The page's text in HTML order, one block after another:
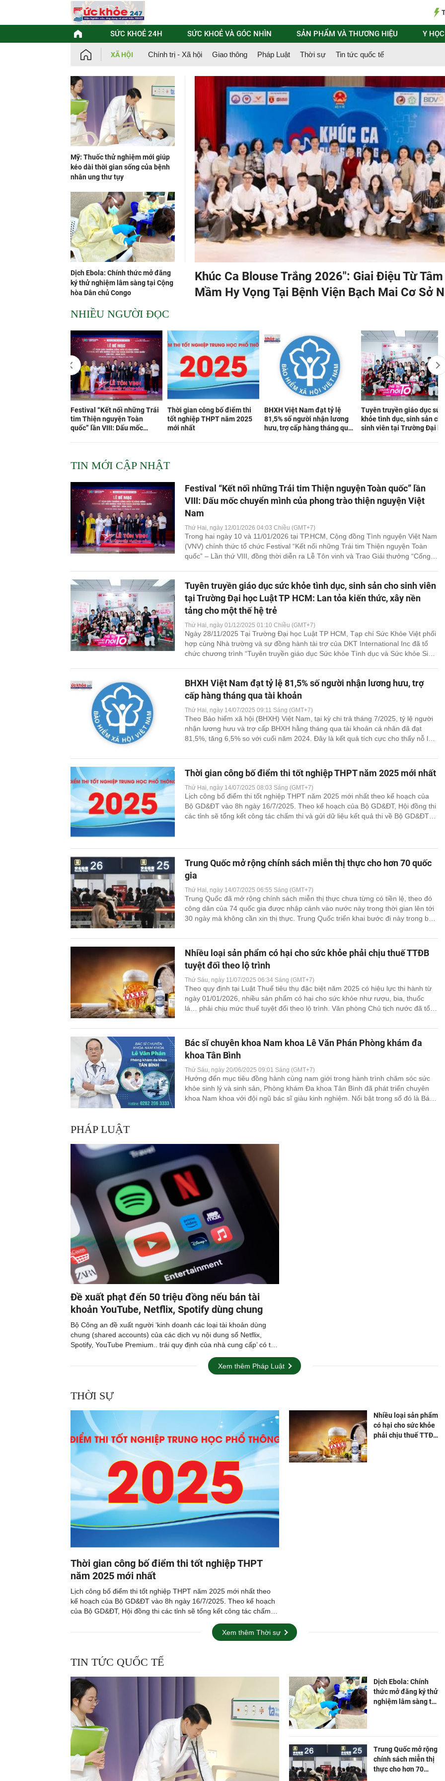
SỨC KHOẺ 24H SỨC KHOẺ VÀ GÓC NHÌN SẢN PHẨM VÀ THƯƠNG HIỆU Y
XÃ HỘI Chính trị - Xã hội Giao thông Pháp Luật Thời sự Tin tức quốc tế
Mỹ: Thuốc thử nghiệm mới giúp
kéo dài thời gian sống của bệnh
nhân ung thư tụy
Dịch Ebola: Chính thức mở đăng
ký thử nghiệm lâm sàng tại Cộng
hòa Dân chủ Congo
Khúc Ca Blouse Trắng 2026″: Giai Điệu Từ
Mầm Hy Vọng Tại Bệnh Viện Bạch Mai Cơ Sở
NHIỀU NGƯỜI ĐỌC
Festival “Kết nối những Trái
tim Thiện nguyện Toàn
quốc” lần VIII: Dấu mốc
Thời gian công bố điểm thi
tốt nghiệp THPT năm 2025
mới nhất
BHXH Việt Nam đạt tỷ lệ
81,5% số người nhận lương
hưu, trợ cấp hàng tháng qua
Tuyên truyền giáo dục sức
khỏe tình dục, sinh sản cho
sinh viên tại Trường Đại
TIN MỚI CẬP NHẬT
Festival “Kết nối những Trái tim Thiện nguyện Toàn quốc” lần
VIII: Dấu mốc chuyển mình của phong trào thiện nguyện Việt
Nam
Thứ Hai, ngày 12/01/2026 04:03 Chiều (GMT+7)
Trong hai ngày 10 và 11/01/2026 tại TP.HCM, Cộng đồng Tình nguyện Việt Nam
(VNV) chính thức tổ chức Festival “Kết nối những Trái tim Thiện nguyện Toàn
quốc” – Lần thứ VIII, đồng thời diễn ra Lễ Tôn vinh và Trao Giải thưởng “Cống
Tuyên truyền giáo dục sức khỏe tình dục, sinh sản cho sinh viên
tại Trường Đại học Luật TP HCM: Lan tỏa kiến thức, xây nền
tảng cho một thế hệ trẻ
Thứ Hai, ngày 01/12/2025 01:10 Chiều (GMT+7)
Ngày 28/11/2025 Tại Trường Đại học Luật TP HCM, Tạp chí Sức Khỏe Việt phối
hợp cùng Nhà trường và sự đồng hành tài trợ của DKT International Inc đã tổ
chức chương trình “Tuyên truyền giáo dục Sức khỏe Tình dục và Sức khỏe Sinh
BHXH Việt Nam đạt tỷ lệ 81,5% số người nhận lương hưu, trợ
cấp hàng tháng qua tài khoản
Thứ Hai, ngày 14/07/2025 09:11 Sáng (GMT+7)
Theo Bảo hiểm xã hội (BHXH) Việt Nam, tại kỳ chi trả tháng 7/2025, tỷ lệ người
nhận lương hưu và trợ cấp BHXH hằng tháng qua tài khoản cá nhân đã đạt
81,5%, tăng 6,5% so với cuối năm 2024. Đây là kết quả tích cực cho thấy nỗ lực
Thời gian công bố điểm thi tốt nghiệp THPT năm 2025 mới nhất
Thứ Hai, ngày 14/07/2025 08:03 Sáng (GMT+7)
Lịch công bố điểm thi tốt nghiệp THPT năm 2025 mới nhất theo kế hoạch của
Bộ GD&ĐT vào 8h ngày 16/7/2025. Theo kế hoạch của Bộ GD&ĐT, Hội đồng thi
các tỉnh sẽ tổng kết công tác chấm thi và gửi dữ liệu kết quả thi về Bộ GD&ĐT
Trung Quốc mở rộng chính sách miễn thị thực cho hơn 70 quốc
gia
Thứ Hai, ngày 14/07/2025 06:55 Sáng (GMT+7)
Trung Quốc đã mở rộng chính sách miễn thị thực chưa từng có tiền lệ, theo đó
công dân của 74 quốc gia được nhập cảnh vào nước này trong thời gian lên tới
30 ngày mà không cần xin thị thực. Trung Quốc triển khai bước đi này trong bối
Nhiều loại sản phẩm có hại cho sức khỏe phải chịu thuế TTĐB
tuyệt đối theo lộ trình
Thứ Sáu, ngày 11/07/2025 06:34 Sáng (GMT+7)
Theo quy định tại Luật Thuế tiêu thụ đặc biệt năm 2025 có hiệu lực thi hành từ
ngày 01/01/2026, nhiều sản phẩm có hại cho sức khỏe như rượu, bia, thuốc
lá… phải chịu mức thuế tuyệt đối theo lộ trình. Văn phòng Chủ tịch nước đã tổ
Bác sĩ chuyên khoa Nam khoa Lê Văn Phán Phòng khám đa
khoa Tân Bình
Thứ Sáu, ngày 20/06/2025 09:01 Sáng (GMT+7)
Hướng đến mục tiêu đồng hành cùng nam giới trong hành trình chăm sóc sức
khỏe sinh lý và sinh sản, Phòng khám Đa khoa Tân Bình đã phát triển chuyên
khoa Nam khoa với đội ngũ bác sĩ giàu kinh nghiệm. Nổi bật trong số đó là Bác
PHÁP LUẬT
Đề xuất phạt đến 50 triệu đồng nếu bán tài
khoản YouTube, Netflix, Spotify dùng chung
Bộ Công an đề xuất người ‘kinh doanh các loại tài khoản dùng
chung (shared accounts) của các dịch vụ nội dung số Netflix,
Spotify, YouTube Premium.. trái quy định của nhà cung cấp’ có thể
Xem thêm Pháp Luật
THỜI SỰ
Thời gian công bố điểm thi tốt nghiệp THPT
năm 2025 mới nhất
Lịch công bố điểm thi tốt nghiệp THPT năm 2025 mới nhất theo
kế hoạch của Bộ GD&ĐT vào 8h ngày 16/7/2025. Theo kế hoạch
của Bộ GD&ĐT, Hội đồng thi các tỉnh sẽ tổng kết công tác chấm
Nhiều loại sản phẩm
có hại cho sức khỏe
phải chịu thuế TTĐB
Xem thêm Thời sự
TIN TỨC QUỐC TẾ
Dịch Ebola: Chính
thức mở đăng ký thử
nghiệm lâm sàng tại
Trung Quốc mở rộng
chính sách miễn thị
thực cho hơn 70